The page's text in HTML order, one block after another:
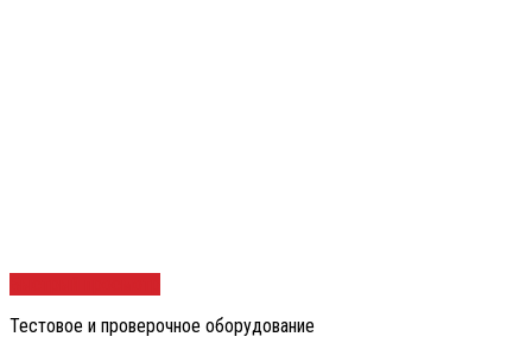
Тестовое и проверочное оборудование